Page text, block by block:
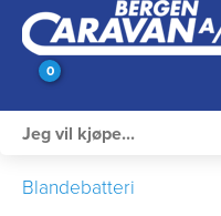
0
Blandebatteri